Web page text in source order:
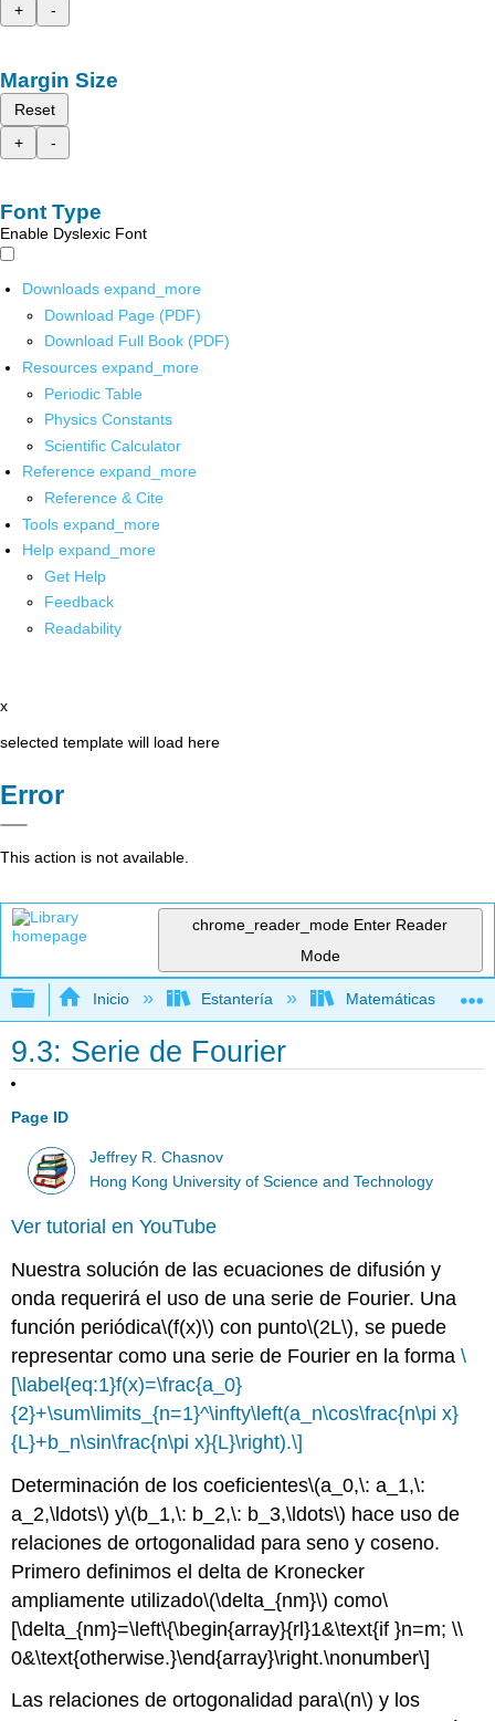
+
-
Margin Size
Reset
+
-
Font Type
Enable Dyslexic Font
Downloads expand_more
Download Page (PDF)
Download Full Book (PDF)
Resources expand_more
Periodic Table
Physics Constants
Scientific Calculator
Reference expand_more
Reference & Cite
Tools expand_more
Help expand_more
Get Help
Feedback
Readability
x
selected template will load here
Error
This action is not available.
chrome_reader_mode Enter Reader
Mode
Expandir/contraer jerarquía global
Inicio Estantería Matemáticas
9.3: Serie de Fourier
Page ID
Jeffrey R. Chasnov
Hong Kong University of Science and Technology
Ver tutorial en YouTube
Nuestra solución de las ecuaciones de difusión y
onda requerirá el uso de una serie de Fourier. Una
función periódica\(f(x)\) con punto\(2L\), se puede
representar como una serie de Fourier en la forma\
[\label{eq:1}f(x)=\frac{a_0}
{2}+\sum\limits_{n=1}^\infty\left(a_n\cos\frac{n\pi x}
{L}+b_n\sin\frac{n\pi x}{L}\right).\]
Determinación de los coeficientes\(a_0,\: a_1,\:
a_2,\ldots\) y\(b_1,\: b_2,\: b_3,\ldots\) hace uso de
relaciones de ortogonalidad para seno y coseno.
Primero definimos el delta de Kronecker
ampliamente utilizado\(\delta_{nm}\) como\
[\delta_{nm}=\left\{\begin{array}{rl}1&\text{if }n=m; \\
0&\text{otherwise.}\end{array}\right.\nonumber\]
Las relaciones de ortogonalidad para\(n\) y los